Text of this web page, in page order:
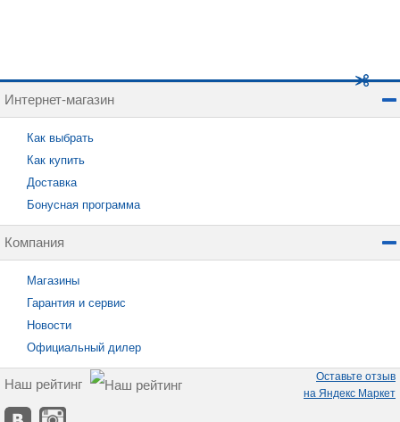
Интернет-магазин
Как выбрать
Как купить
Доставка
Бонусная программа
Компания
Магазины
Гарантия и сервис
Новости
Официальный дилер
Наш рейтинг
Оставьте отзыв
на Яндекс Маркет